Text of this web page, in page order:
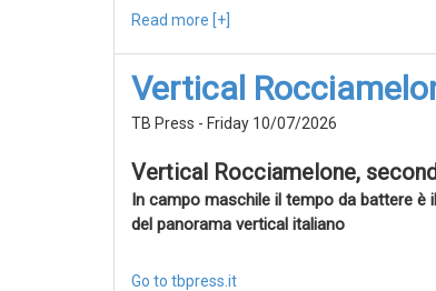
Read more [+]
Vertical
TB Press - Friday 10/07/2026
Vertical Rocciamelone,
In campo maschile il tempo da battere è
del panorama vertical italiano
Go to tbpress.it